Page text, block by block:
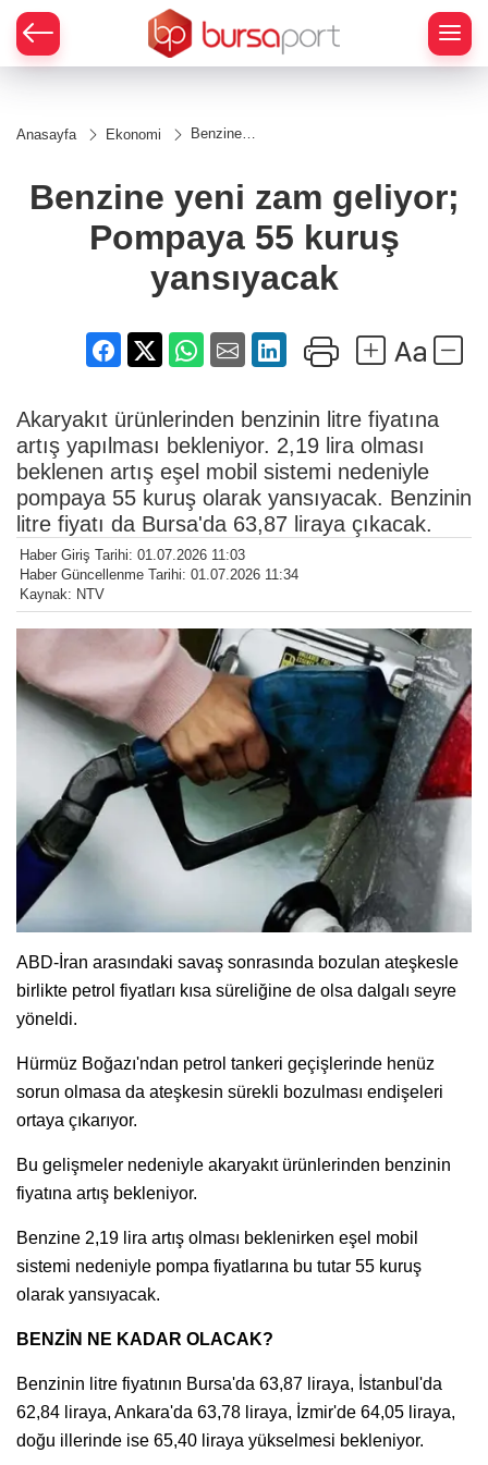
Anasayfa Ekonomi
Benzine
Pompaya
55 kuruş
Benzine yeni zam geliyor;
Pompaya 55 kuruş
yansıyacak
Akaryakıt ürünlerinden benzinin litre fiyatına
artış yapılması bekleniyor. 2,19 lira olması
beklenen artış eşel mobil sistemi nedeniyle
pompaya 55 kuruş olarak yansıyacak. Benzinin
litre fiyatı da Bursa'da 63,87 liraya çıkacak.
Haber Giriş Tarihi: 01.07.2026 11:03
Haber Güncellenme Tarihi: 01.07.2026 11:34
Kaynak: NTV
ABD-İran arasındaki savaş sonrasında bozulan ateşkesle
birlikte petrol fiyatları kısa süreliğine de olsa dalgalı seyre
yöneldi.
Hürmüz Boğazı'ndan petrol tankeri geçişlerinde henüz
sorun olmasa da ateşkesin sürekli bozulması endişeleri
ortaya çıkarıyor.
Bu gelişmeler nedeniyle akaryakıt ürünlerinden benzinin
fiyatına artış bekleniyor.
Benzine 2,19 lira artış olması beklenirken eşel mobil
sistemi nedeniyle pompa fiyatlarına bu tutar 55 kuruş
olarak yansıyacak.
BENZİN NE KADAR OLACAK?
Benzinin litre fiyatının Bursa'da 63,87 liraya, İstanbul'da
62,84 liraya, Ankara'da 63,78 liraya, İzmir'de 64,05 liraya,
doğu illerinde ise 65,40 liraya yükselmesi bekleniyor.